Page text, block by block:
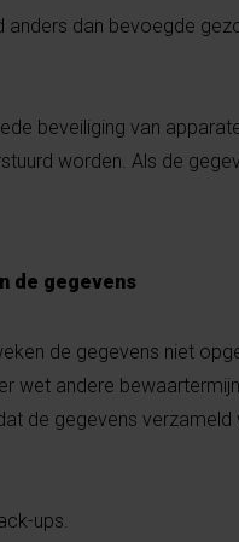
anders dan bevoegde
beveiliging van
worden. Als de
de gegevens
de gegevens niet
wet andere
de gegevens verzameld
ups.